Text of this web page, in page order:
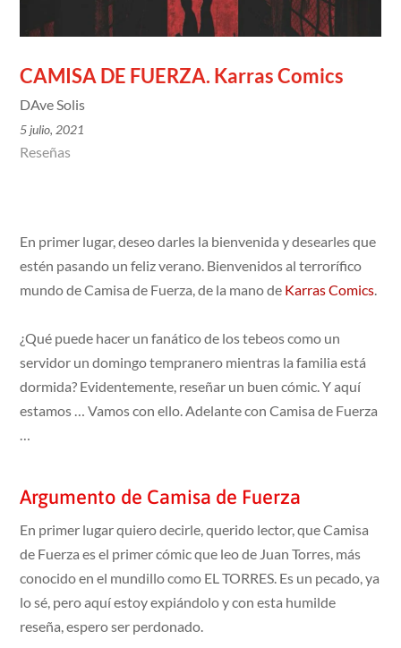
CAMISA DE FUERZA. Karras Comics
DAve Solis
5 julio, 2021
Reseñas
En primer lugar, deseo darles la bienvenida y desearles que
estén pasando un feliz verano. Bienvenidos al terrorífico
mundo de Camisa de Fuerza, de la mano de Karras Comics.
¿Qué puede hacer un fanático de los tebeos como un
servidor un domingo tempranero mientras la familia está
dormida? Evidentemente, reseñar un buen cómic. Y aquí
estamos … Vamos con ello. Adelante con Camisa de Fuerza
…
Argumento de Camisa de Fuerza
En primer lugar quiero decirle, querido lector, que Camisa
de Fuerza es el primer cómic que leo de Juan Torres, más
conocido en el mundillo como EL TORRES. Es un pecado, ya
lo sé, pero aquí estoy expiándolo y con esta humilde
reseña, espero ser perdonado.